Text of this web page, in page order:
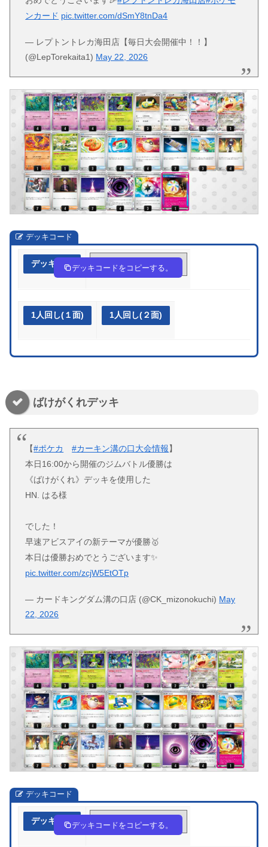
ンカード pic.twitter.com/dSmY8tnDa4
— レプトントレカ海田店【毎日大会開催中！！】
(@LepTorekaita1) May 22, 2026
デッキコード
デッキ作成 DDD8c8-Xpd57D-G88Y48
デッキコードをコピーする。
1人回し(１面) 1人回し(２面)
ばけがくれデッキ
【#ポケカ #カーキン溝の口大会情報】
本日16:00から開催のジムバトル優勝は
《ばけがくれ》デッキを使用した
HN. はる様
でした！
早速アビスアイの新テーマが優勝🥇
本日は優勝おめでとうございます✨
pic.twitter.com/zcjW5EtOTp
— カードキングダム溝の口店 (@CK_mizonokuchi) May
22, 2026
デッキコード
デッキ作成 EXyRSU-B3V2bg-XXyyyp
デッキコードをコピーする。